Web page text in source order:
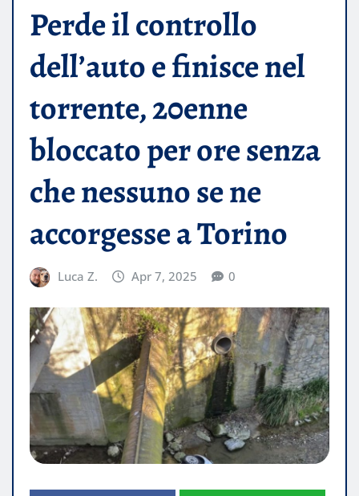
Perde il controllo
dell’auto e finisce nel
torrente, 20enne
bloccato per ore senza
che nessuno se ne
accorgesse a Torino
Luca Z. Apr 7, 2025 0